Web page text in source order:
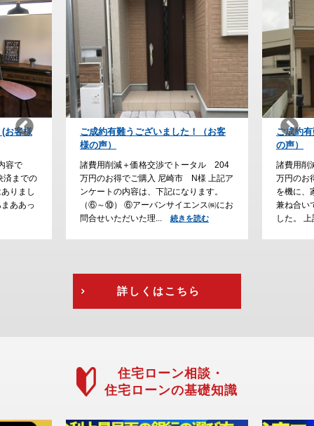
（お客
ル 204
上記ア
す。
㈱にお
ご成約有難うございました！(お客様
の声）
諸費用削減＋価格交渉でトータル 230
万円のお得でご購入 川西市 H様 ご結婚
を機に、家探しをスタートして、通勤の
兼ね合いで立地条件にこだわって探しま
した。 上記アン... 続きを読む
納得の
た。
諸費用削
でご購入
大阪で家
が、通勤
えて、
詳しくはこちら
住宅ローン相談・
住宅ローンの基礎知識